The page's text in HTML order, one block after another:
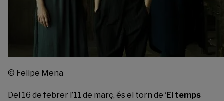
© Felipe Mena
Del 16 de febrer l’11 de març, és el torn de ‘El temps